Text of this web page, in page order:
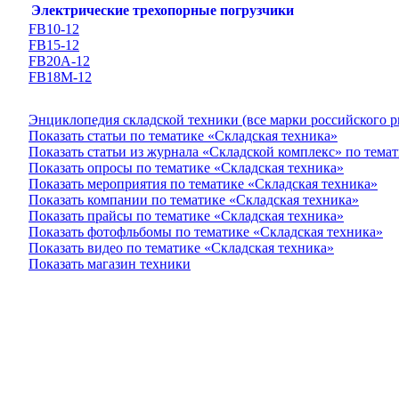
Электрические трехопорные погрузчики
FB10-12
FB15-12
FB20А-12
FB18M-12
Энциклопедия складской техники (все марки российского
Показать статьи по тематике «Складская техника»
Показать статьи из журнала «Складской комплекс» по
Показать опросы по тематике «Складская техника»
Показать мероприятия по тематике «Складская техника»
Показать компании по тематике «Складская техника»
Показать прайсы по тематике «Складская техника»
Показать фотофльбомы по тематике «Складская техника»
Показать видео по тематике «Складская техника»
Показать магазин техники